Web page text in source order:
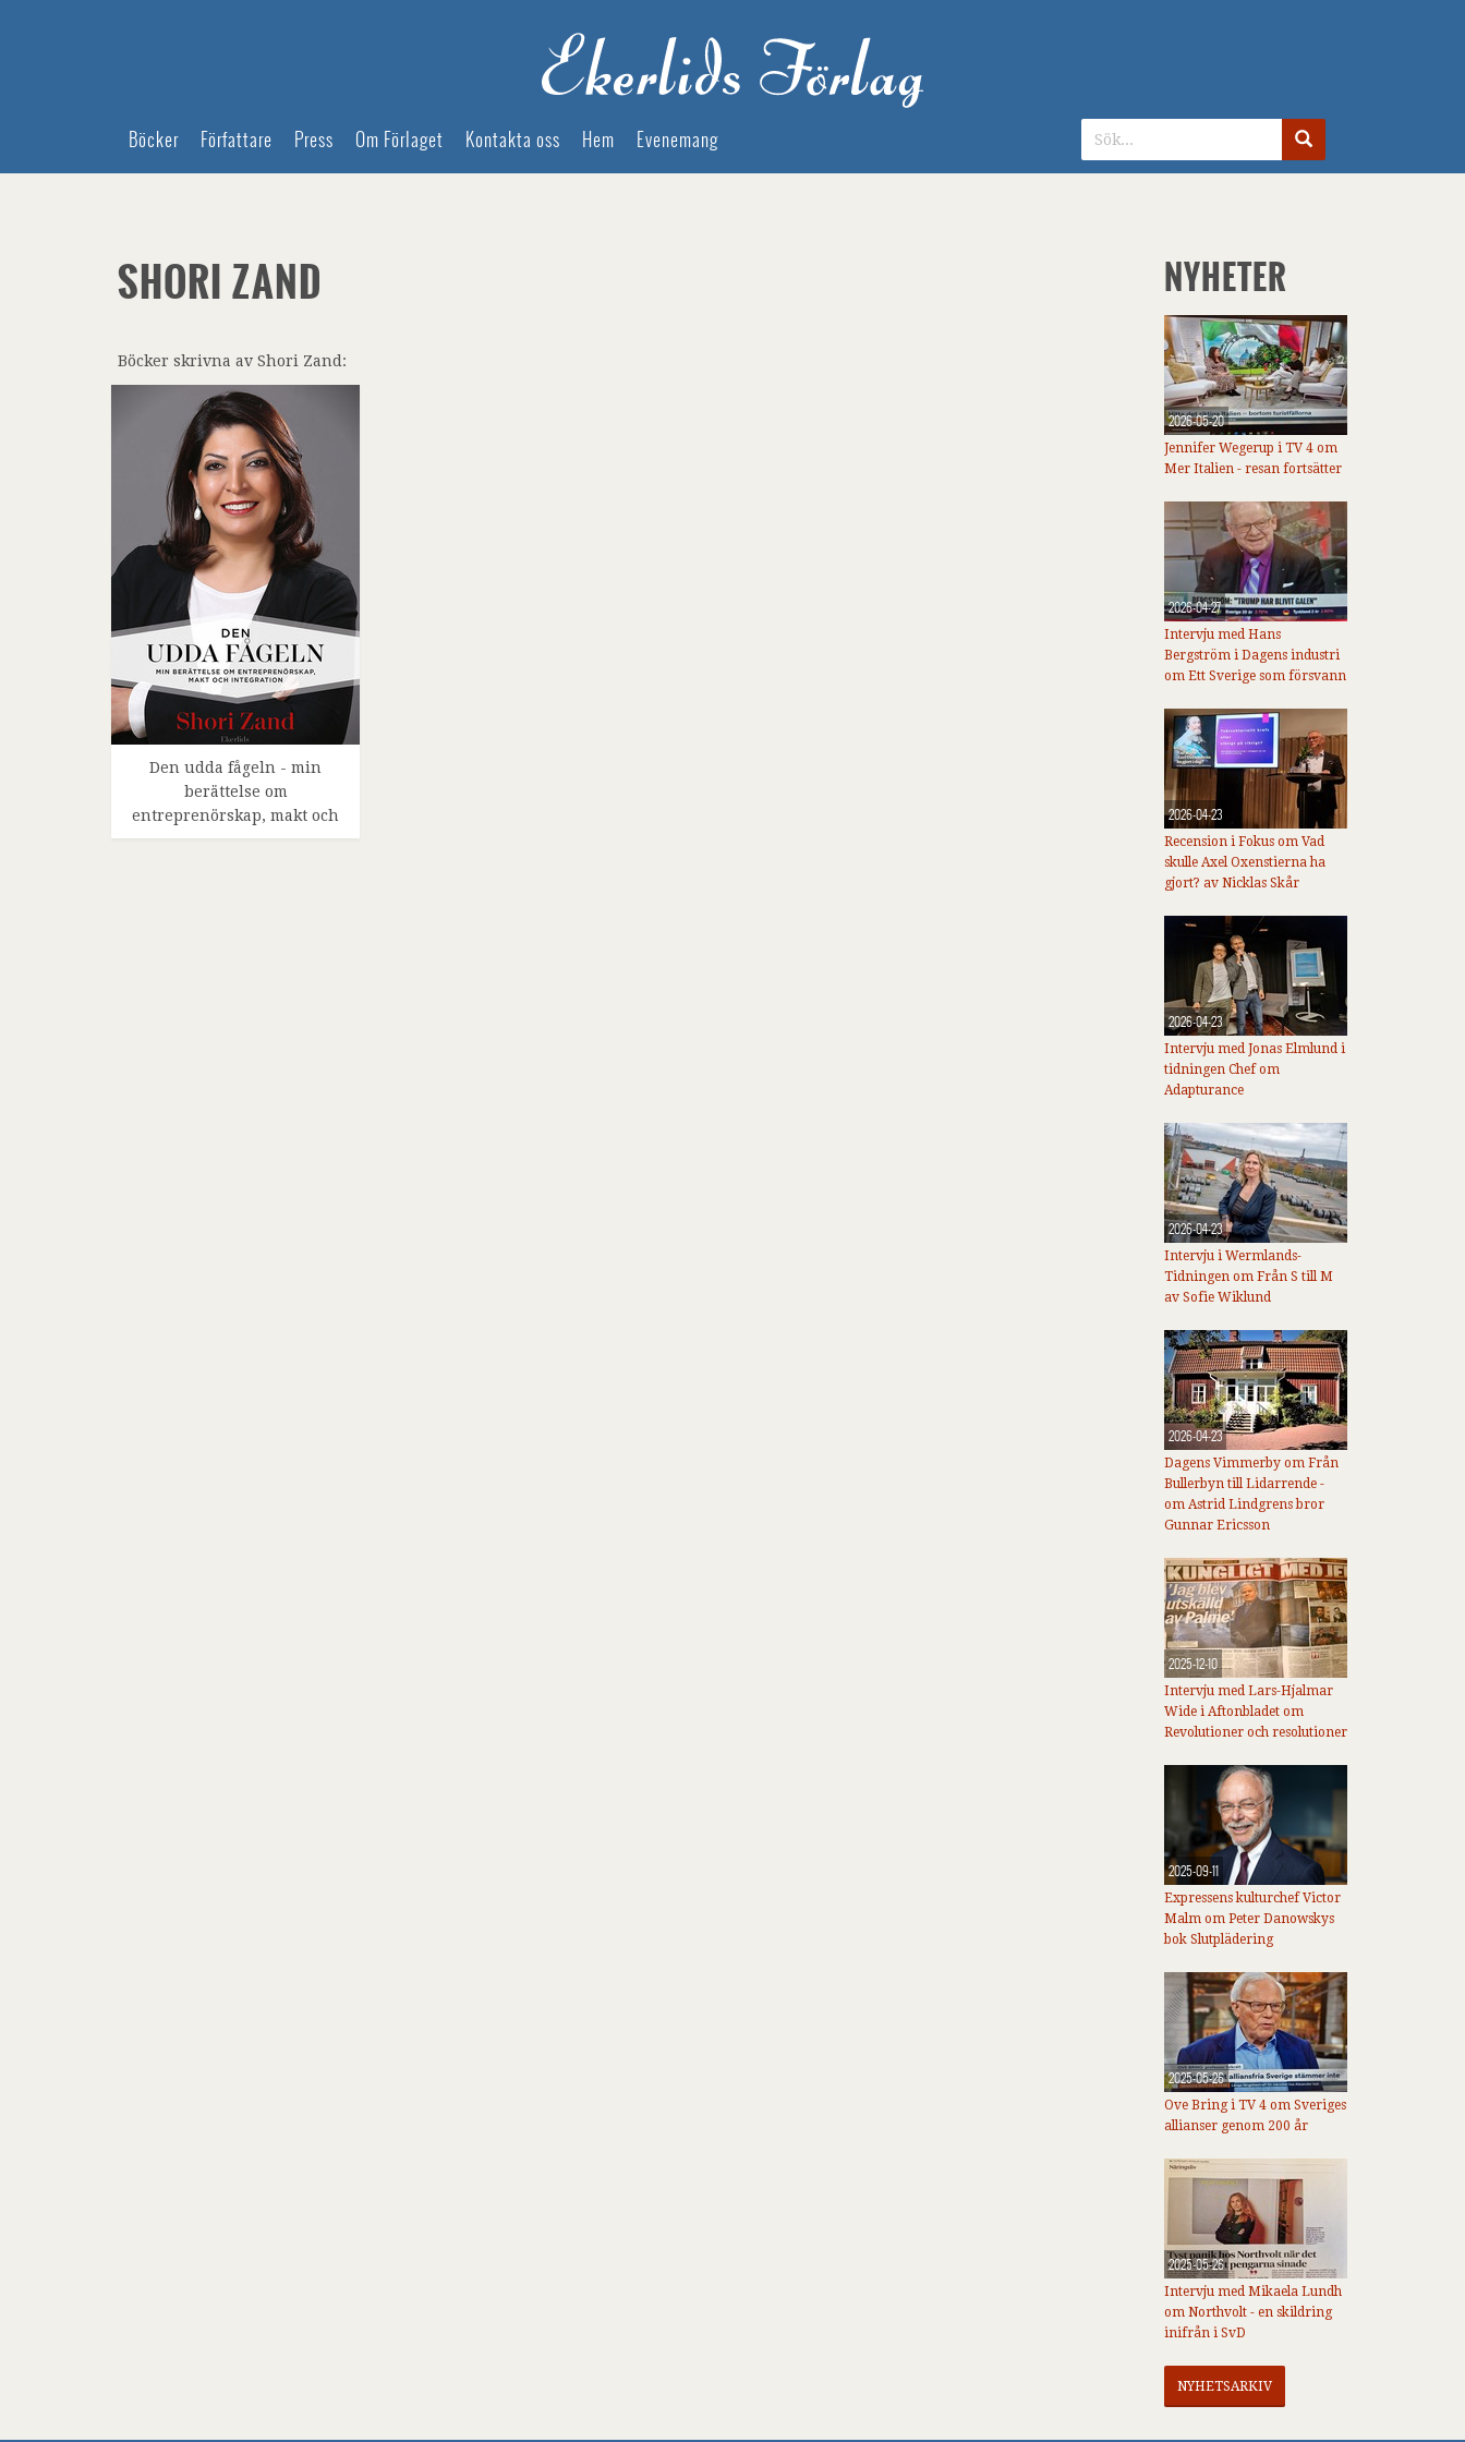
Böcker Författare Press Om Förlaget Kontakta oss Hem Evenemang
SHORI ZAND
Böcker skrivna av Shori Zand:
Den udda fågeln - min
berättelse om
entreprenörskap, makt och
NYHETER
2026-05-20
Jennifer Wegerup i TV 4 om
Mer Italien - resan fortsätter
2026-04-27
Intervju med Hans
Bergström i Dagens industri
om Ett Sverige som försvann
2026-04-23
Recension i Fokus om Vad
skulle Axel Oxenstierna ha
gjort? av Nicklas Skår
2026-04-23
Intervju med Jonas Elmlund i
tidningen Chef om
Adapturance
2026-04-23
Intervju i Wermlands-
Tidningen om Från S till M
av Sofie Wiklund
2026-04-23
Dagens Vimmerby om Från
Bullerbyn till Lidarrende -
om Astrid Lindgrens bror
Gunnar Ericsson
2025-12-10
Intervju med Lars-Hjalmar
Wide i Aftonbladet om
Revolutioner och resolutioner
2025-09-11
Expressens kulturchef Victor
Malm om Peter Danowskys
bok Slutplädering
2025-05-26
Ove Bring i TV 4 om Sveriges
allianser genom 200 år
2025-05-26
Intervju med Mikaela Lundh
om Northvolt - en skildring
inifrån i SvD
NYHETSARKIV